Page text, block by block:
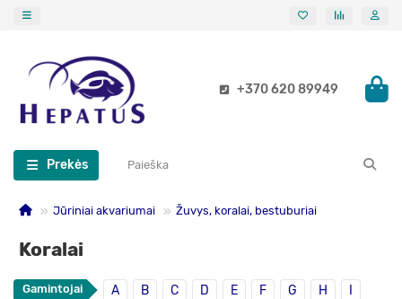
+370 620 89949
Prekės
Jūriniai akvariumai Žuvys, koralai, bestuburiai
Koralai
Gamintojai A B C D E F G H